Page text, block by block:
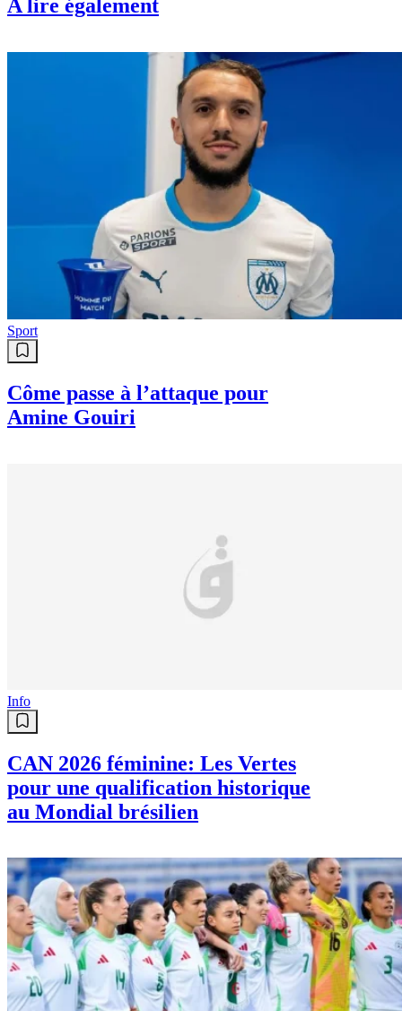
A lire également
Sport
Côme passe à l’attaque pour
Amine Gouiri
Info
CAN 2026 féminine: Les Vertes
pour une qualification historique
au Mondial brésilien